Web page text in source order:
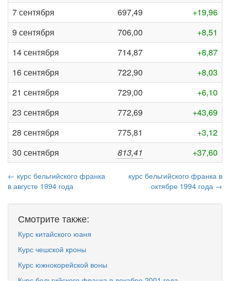
7 сентября
697,49
+19,96
9 сентября
706,00
+8,51
14 сентября
714,87
+8,87
16 сентября
722,90
+8,03
21 сентября
729,00
+6,10
23 сентября
772,69
+43,69
28 сентября
775,81
+3,12
30 сентября
813,41 +37,60
← курс бельгийского франка
в августе 1994 года
курс бельгийского франка в
октябре 1994 года →
Смотрите также:
Курс китайского юаня
Курс чешской кроны
Курс южнокорейской воны